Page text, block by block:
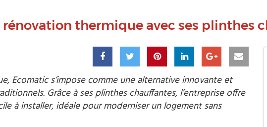
thermique avec ses plinthes
Ecomatic s’impose comme une alternative innovante et
Grâce à ses plinthes chauffantes, l’entreprise offre
à installer, idéale pour moderniser un logement sans